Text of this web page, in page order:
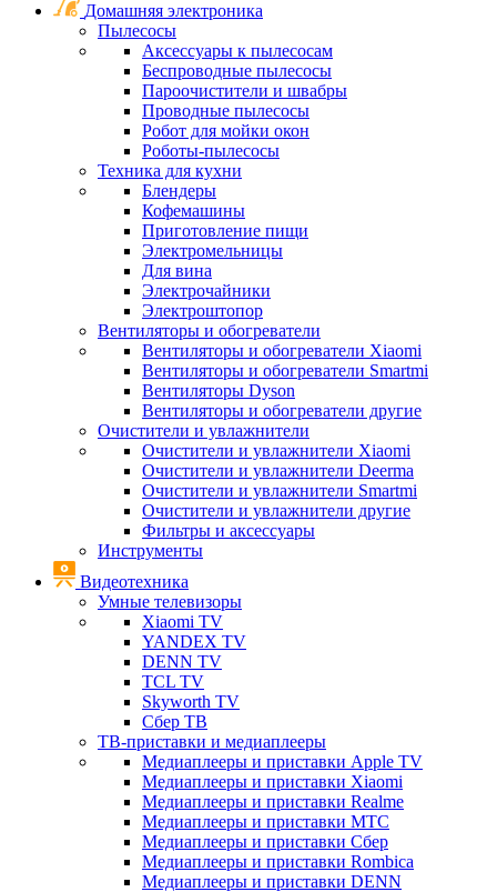
Домашняя электроника
Пылесосы
Аксессуары к пылесосам
Беспроводные пылесосы
Пароочистители и швабры
Проводные пылесосы
Робот для мойки окон
Роботы-пылесосы
Техника для кухни
Блендеры
Кофемашины
Приготовление пищи
Электромельницы
Для вина
Электрочайники
Электроштопор
Вентиляторы и обогреватели
Вентиляторы и обогреватели Xiaomi
Вентиляторы и обогреватели Smartmi
Вентиляторы Dyson
Вентиляторы и обогреватели другие
Очистители и увлажнители
Очистители и увлажнители Xiaomi
Очистители и увлажнители Deerma
Очистители и увлажнители Smartmi
Очистители и увлажнители другие
Фильтры и аксессуары
Инструменты
Видеотехника
Умные телевизоры
Xiaomi TV
YANDEX TV
DENN TV
TCL TV
Skyworth TV
Сбер ТВ
ТВ-приставки и медиаплееры
Медиаплееры и приставки Apple TV
Медиаплееры и приставки Xiaomi
Медиаплееры и приставки Realme
Медиаплееры и приставки МТС
Медиаплееры и приставки Сбер
Медиаплееры и приставки Rombica
Медиаплееры и приставки DENN